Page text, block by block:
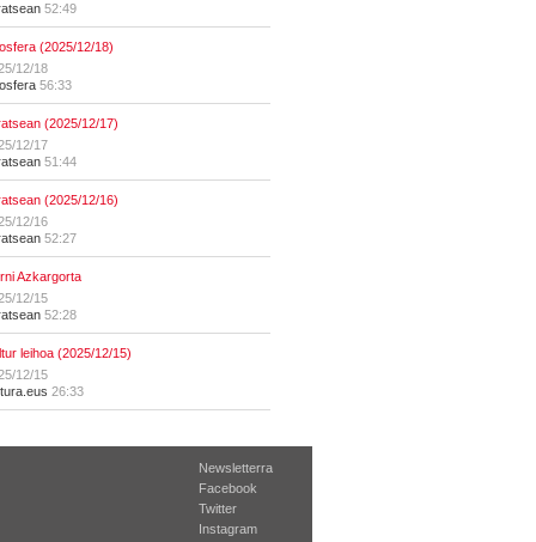
52:49
(2025/12/18)
12/18
56:33
(2025/12/17)
12/17
51:44
(2025/12/16)
12/16
52:27
Azkargorta
12/15
52:28
leihoa (2025/12/15)
12/15
26:33
Newsletterra
Facebook
Twitter
Instagram